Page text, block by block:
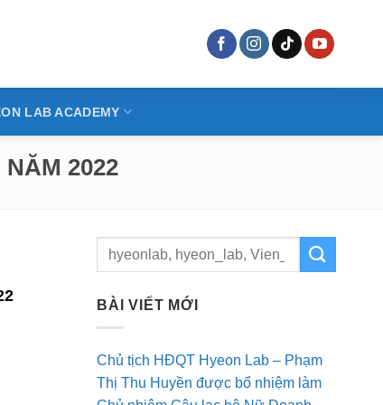
LAB ACADEMY
2022
BÀI VIẾT MỚI
Chủ tịch HĐQT Hyeon Lab – Phạm
Thị Thu Huyền được bổ nhiệm làm